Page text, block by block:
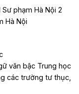
phạm Hà Nội 2
Hà Nội
văn bậc Trung học
các trường tư thục,